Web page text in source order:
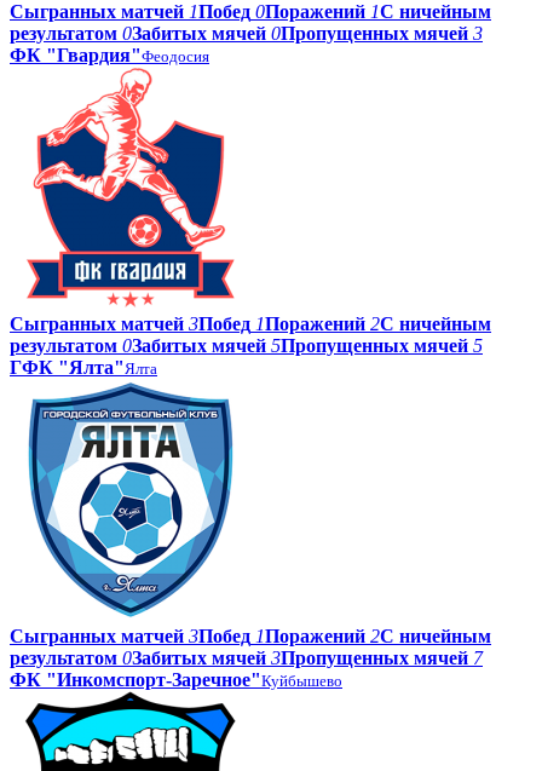
Сыгранных матчей 1Побед 0Поражений 1С ничейным
результатом 0Забитых мячей 0Пропущенных мячей 3
ФК "Гвардия"Феодосия
Сыгранных матчей 3Побед 1Поражений 2С ничейным
результатом 0Забитых мячей 5Пропущенных мячей 5
ГФК "Ялта"Ялта
Сыгранных матчей 3Побед 1Поражений 2С ничейным
результатом 0Забитых мячей 3Пропущенных мячей 7
ФК "Инкомспорт-Заречное"Куйбышево